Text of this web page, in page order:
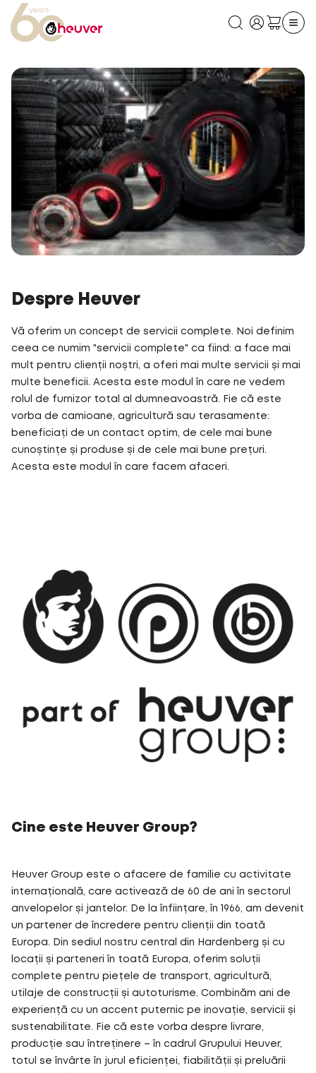
Despre Heuver
Vă oferim un concept de servicii complete. Noi definim
ceea ce numim "servicii complete" ca fiind: a face mai
mult pentru clienții noștri, a oferi mai multe servicii și mai
multe beneficii. Acesta este modul în care ne vedem
rolul de furnizor total al dumneavoastră. Fie că este
vorba de camioane, agricultură sau terasamente:
beneficiați de un contact optim, de cele mai bune
cunoștințe și produse și de cele mai bune prețuri.
Acesta este modul în care facem afaceri.
Cine este Heuver Group?
Heuver Group este o afacere de familie cu activitate
internațională, care activează de 60 de ani în sectorul
anvelopelor și jantelor. De la înființare, în 1966, am devenit
un partener de încredere pentru clienții din toată
Europa. Din sediul nostru central din Hardenberg și cu
locații și parteneri în toată Europa, oferim soluții
complete pentru piețele de transport, agricultură,
utilaje de construcții și autoturisme. Combinăm ani de
experiență cu un accent puternic pe inovație, servicii și
sustenabilitate. Fie că este vorba despre livrare,
producție sau întreținere – în cadrul Grupului Heuver,
totul se învârte în jurul eficienței, fiabilității și preluării